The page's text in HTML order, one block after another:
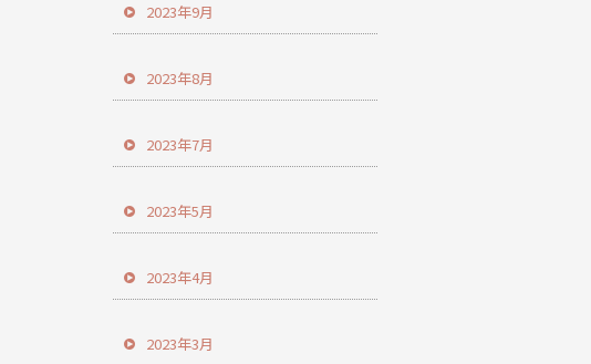
2023年9月
2023年8月
2023年7月
2023年5月
2023年4月
2023年3月